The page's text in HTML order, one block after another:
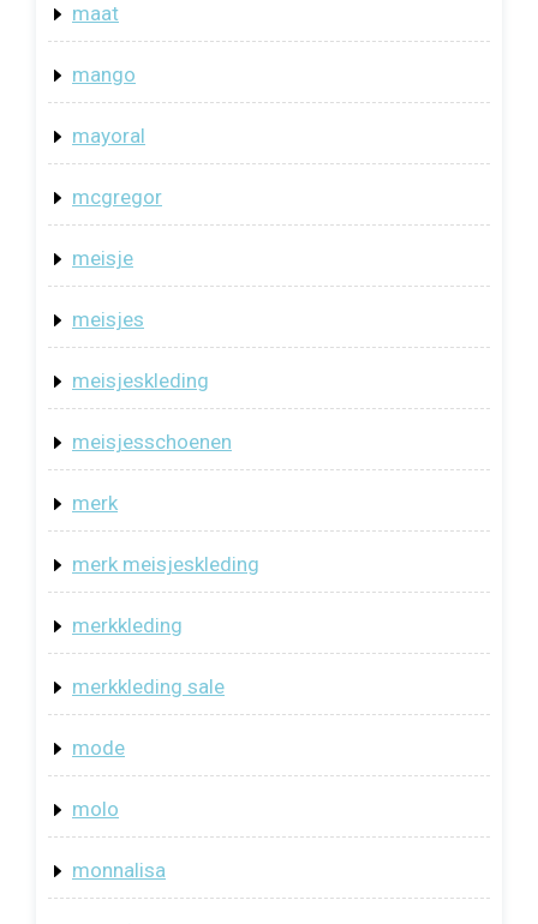
maat
mango
mayoral
mcgregor
meisje
meisjes
meisjeskleding
meisjesschoenen
merk
merk meisjeskleding
merkkleding
merkkleding sale
mode
molo
monnalisa